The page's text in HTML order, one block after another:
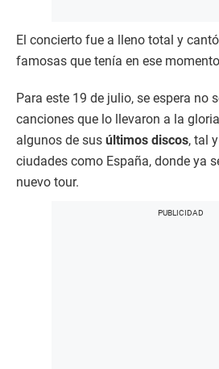
El concierto fue a lleno total y
famosas que tenía en ese
Para este 19 de julio, se espera no
canciones que lo llevaron a la
algunos de sus últimos discos, tal
ciudades como España, donde ya
nuevo tour.